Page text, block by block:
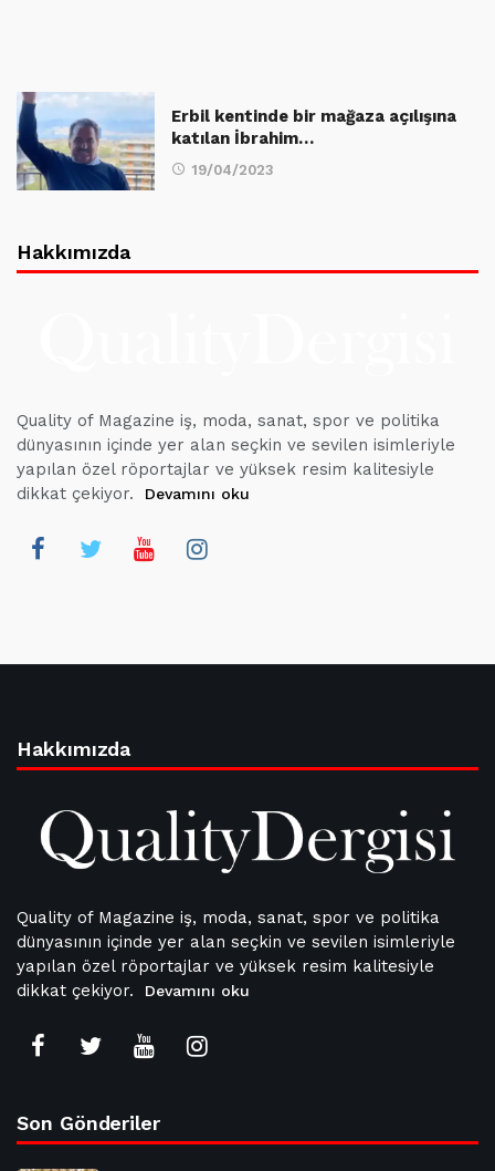
Erbil kentinde bir mağaza açılışına
katılan İbrahim…
19/04/2023
Hakkımızda
Quality of Magazine iş, moda, sanat, spor ve politika
dünyasının içinde yer alan seçkin ve sevilen isimleriyle
yapılan özel röportajlar ve yüksek resim kalitesiyle
dikkat çekiyor.
Devamını oku
Hakkımızda
Quality of Magazine iş, moda, sanat, spor ve politika
dünyasının içinde yer alan seçkin ve sevilen isimleriyle
yapılan özel röportajlar ve yüksek resim kalitesiyle
dikkat çekiyor.
Devamını oku
Son Gönderiler